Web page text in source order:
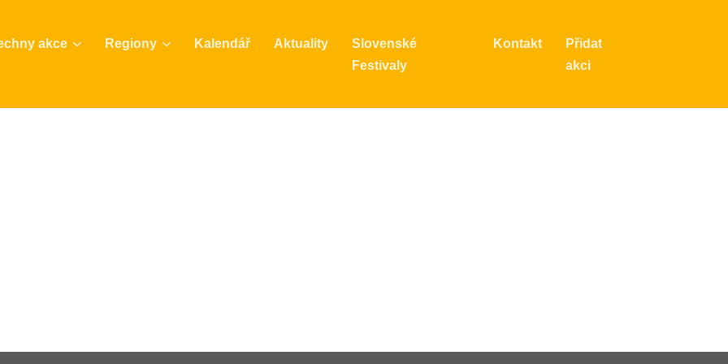
akce Regiony Kalendář Aktuality
Slovenské
Festivaly
Kontakt
Přidat
akci